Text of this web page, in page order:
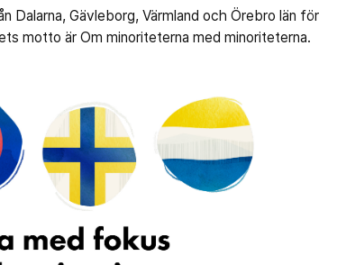
Dalarna, Gävleborg, Värmland och Örebro län för
motto är Om minoriteterna med minoriteterna.